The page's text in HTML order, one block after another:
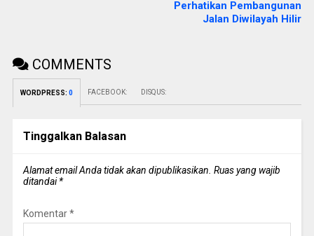
Perhatikan Pembangunan
Jalan Diwilayah Hilir
COMMENTS
WORDPRESS: 0 FACEBOOK: DISQUS:
Tinggalkan Balasan
Alamat email Anda tidak akan dipublikasikan. Ruas yang wajib
ditandai*
Komentar*